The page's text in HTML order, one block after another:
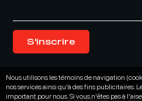
S'inscrire
Nous utilisons les témoins de navigation
nos services ainsi qu'à des fins publicitaires.
important pour nous. Si vous n'êtes pas à